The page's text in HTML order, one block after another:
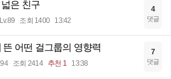
은 친구
Lv.89 조회 1400 13:42
4
댓글
뜬 어떤 걸그룹의 영향력
조회 2414 추천 1 13:38
7
댓글